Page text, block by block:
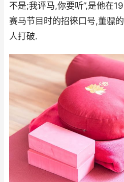
不是;我评马,你要听”,是他在
赛马节目时的招徕口号,董骠
人打破.